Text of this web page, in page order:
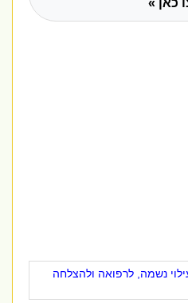
»
נשמה, לרפואה ולהצלחה